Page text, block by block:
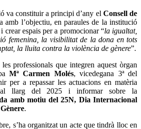
va constituir a principi d’any el Consell de
amb l’objectiu, en paraules de la institució
crear espais per a promocionar “la igualtat,
femenina, la visibilitat de la dona en tots
la lluita contra la violència de gènere”.
professionals que integren aquest òrgan
Mª Carmen Molés, vicedegana 3ª del
per a repassar les actuacions en matèria
al llarg del 2025 i informar sobre la
amb motiu del 25N, Dia Internacional
.
s’ha organitzat un acte que tindrà lloc en